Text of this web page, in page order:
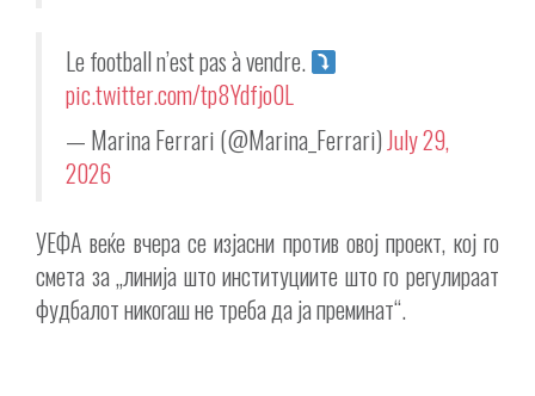
Le football n’est pas à vendre.
pic.twitter.com/tp8Ydfjo0L
— Marina Ferrari (@Marina_Ferrari)July 29,
2026
УЕФА веќе вчера се изјасни против овој проект, кој го
смета за „линија што институциите што го регулираат
фудбалот никогаш не треба да ја преминат“.